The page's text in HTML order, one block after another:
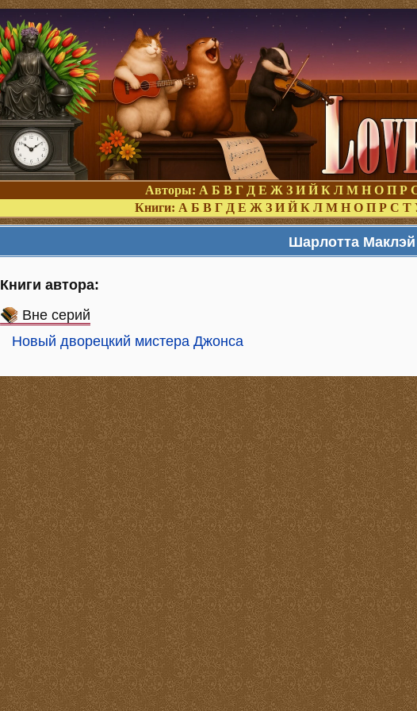
Авторы: А Б В Г Д Е Ж З И Й К Л М Н О П Р
Книги: А Б В Г Д Е Ж З И Й К Л М Н О П Р С Т
Шарлотта Маклэй
Книги автора:
Вне серий
Новый дворецкий мистера Джонса